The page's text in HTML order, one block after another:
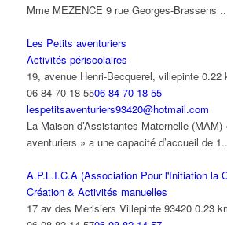
Mme MEZENCE 9 rue Georges-Brassens
Les Petits aventuriers
Activités périscolaires
19, avenue Henri-Becquerel, villepinte 0.22
06 84 70 18 5506 84 70 18 55
lespetitsaventuriers93420@hotmail.com
La Maison d’Assistantes Maternelle (MAM)
aventuriers » a une capacité d’accueil de
A.P.L.I.C.A (Association Pour l'Initiation la
Création & Activités manuelles
17 av des Merisiers Villepinte 93420 0.23